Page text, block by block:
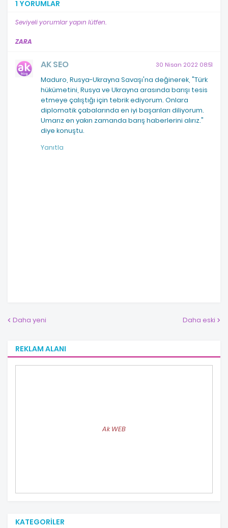
1 YORUMLAR
Seviyeli yorumlar yapın lütfen.
ZARA
AK SEO 30 Nisan 2022 08:51
Maduro, Rusya-Ukrayna Savaşı'na değinerek, "Türk
hükümetini, Rusya ve Ukrayna arasında barışı tesis
etmeye çalıştığı için tebrik ediyorum. Onlara
diplomatik çabalarında en iyi başarıları diliyorum.
Umarız en yakın zamanda barış haberlerini alırız."
diye konuştu.
Yanıtla
Daha yeni Daha eski
REKLAM ALANI
Ak WEB
KATEGORILER